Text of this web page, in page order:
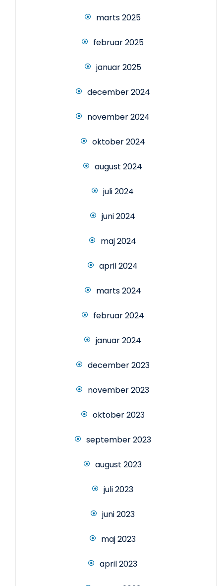
marts 2025
februar 2025
januar 2025
december 2024
november 2024
oktober 2024
august 2024
juli 2024
juni 2024
maj 2024
april 2024
marts 2024
februar 2024
januar 2024
december 2023
november 2023
oktober 2023
september 2023
august 2023
juli 2023
juni 2023
maj 2023
april 2023